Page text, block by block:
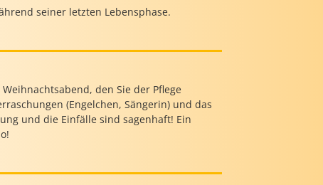
seiner letzten Lebensphase.
den Sie der Pflege
(Engelchen, Sängerin) und das
und die Einfälle sind sagenhaft! Ein